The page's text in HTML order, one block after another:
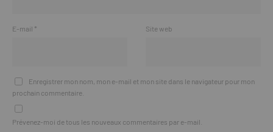
E-mail * Site web
Enregistrer mon nom, mon e-mail et mon site dans le navigateur pour mon
prochain commentaire.
Prévenez-moi de tous les nouveaux commentaires par e-mail.